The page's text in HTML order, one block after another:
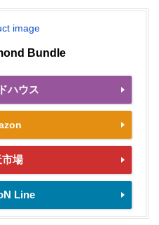
Bundle
ハウス
場
Line